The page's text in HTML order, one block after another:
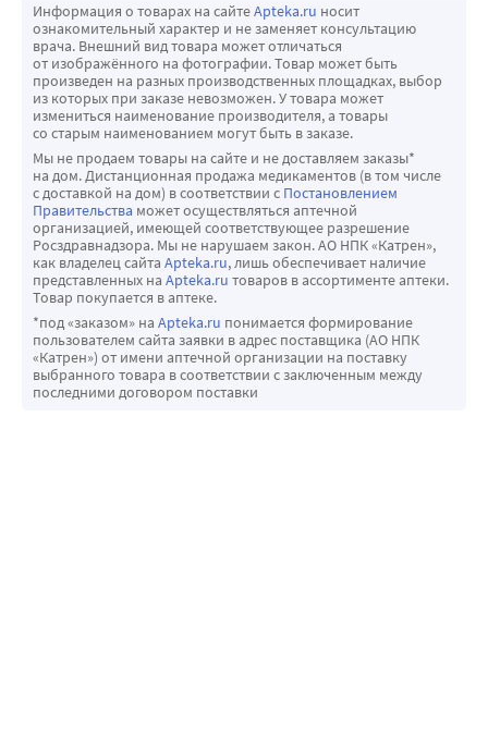
Информация о товарах на сайтеApteka.ru носит
ознакомительный характер и не заменяет консультацию
врача. Внешний вид товара может отличаться
от изображённого на фотографии. Товар может быть
произведен на разных производственных площадках, выбор
из которых при заказе невозможен. У товара может
измениться наименование производителя, а товары
со старым наименованием могут быть в заказе.
Мы не продаем товары на сайте и не доставляем заказы*
на дом. Дистанционная продажа медикаментов (в том числе
с доставкой на дом) в соответствии с Постановлением
Правительства может осуществляться аптечной
организацией, имеющей соответствующее разрешение
Росздравнадзора. Мы не нарушаем закон. АО НПК «Катрен»,
как владелец сайта Apteka.ru, лишь обеспечивает наличие
представленных на Apteka.ru товаров в ассортименте аптеки.
Товар покупается в аптеке.
*под «заказом» на Apteka.ru понимается формирование
пользователем сайта заявки в адрес поставщика (АО НПК
«Катрен») от имени аптечной организации на поставку
выбранного товара в соответствии с заключенным между
последними договором поставки